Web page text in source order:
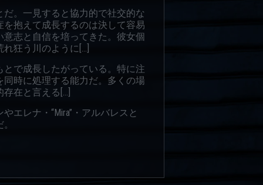
。一見すると協力的で社交的な
抱えて成長するのは決して容易
志と自信を培ってきた。彼女個
狂う川のように[…]
で成長したがっている。特に注
時に処理する能力だ。多くの場
在と言える[…]
エレナ・“Mira”・アルバレスと